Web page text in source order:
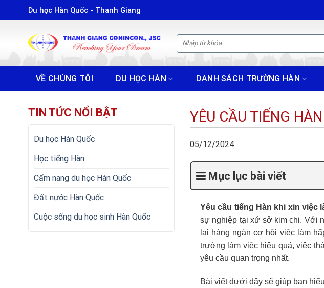
to
Du học Hàn Quốc - Thanh Giang
VỀ CHÚNG TÔI DU HỌC HÀN DANH SÁCH TRƯỜNG HÀN
YÊU CẦU TIẾNG
05/12/2024
Mục lục bài viết
Yêu cầu tiếng Hàn khi xin việc
sự nghiệp tại xứ sở kim chi. Với
lại hàng ngàn cơ hội việc làm
trường làm việc hiệu quả, việc
yêu cầu quan trọng nhất.
Bài viết dưới đây sẽ giúp bạn
TIN TỨC NỔI BẬT
Du học Hàn Quốc
Học tiếng Hàn
Cẩm nang du học Hàn Quốc
Đất nước Hàn Quốc
Cuộc sống du học sinh Hàn Quốc